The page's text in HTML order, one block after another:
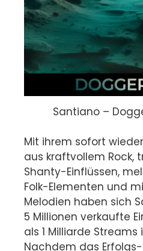
Santiano –
Mit ihrem sofort
aus kraftvollem Rock,
Shanty-Einflüssen,
Folk-Elementen und
Melodien haben sich
5 Millionen verkaufte
als 1 Milliarde Streams
Nachdem das